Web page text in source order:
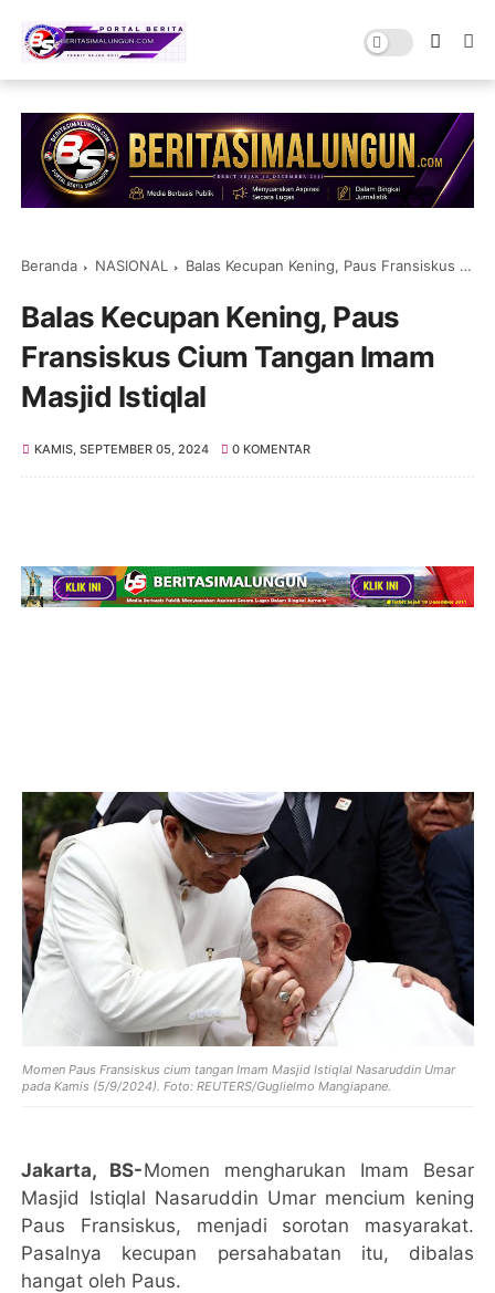
Beranda NASIONAL Balas Kecupan Kening, Paus Fransiskus Cium Tangan Imam Masjid Istiqlal
Balas Kecupan Kening, Paus
Fransiskus Cium Tangan Imam
Masjid Istiqlal
KAMIS, SEPTEMBER 05, 2024 0 KOMENTAR
Momen Paus Fransiskus cium tangan Imam Masjid Istiqlal Nasaruddin Umar
pada Kamis (5/9/2024). Foto: REUTERS/Guglielmo Mangiapane.
Jakarta, BS-Momen mengharukan Imam Besar
Masjid Istiqlal Nasaruddin Umar mencium kening
Paus Fransiskus, menjadi sorotan masyarakat.
Pasalnya kecupan persahabatan itu, dibalas
hangat oleh Paus.